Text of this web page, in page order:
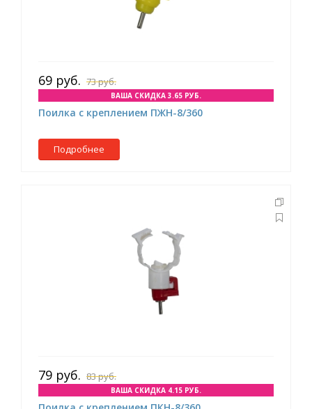
69 руб. 73 руб.
ВАША СКИДКА 3.65 РУБ.
Поилка с креплением ПЖН-8/360
Подробнее
79 руб. 83 руб.
ВАША СКИДКА 4.15 РУБ.